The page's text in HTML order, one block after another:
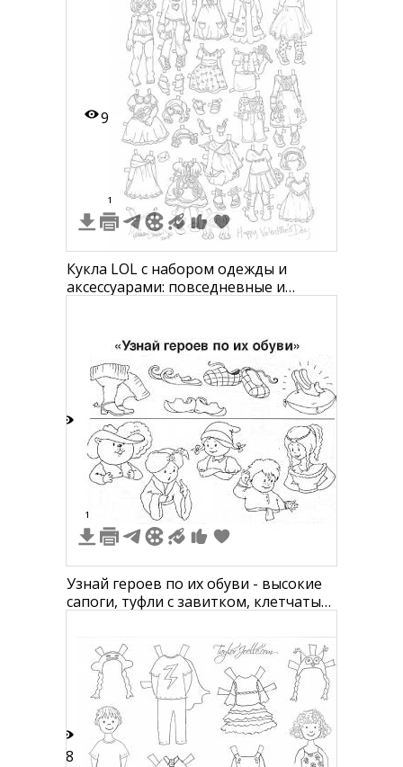
9
1
Кукла LOL с набором одежды и
аксессуарами: повседневные и
цветы и другие аксессуары
1
Узнай героев по их обуви - высокие
сапоги, туфли с завитком, клетчатые
шляпа с широкими полями, шапочка,
платок, костюм с капюшоном,
платье
18